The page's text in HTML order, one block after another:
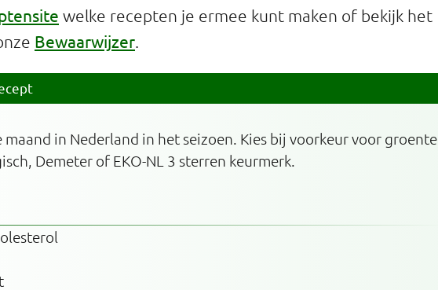
welke recepten je ermee kunt maken of bekijk het
Bewaarwijzer
maand in Nederland in het seizoen. Kies bij voorkeur voor groente
Demeter of EKO-NL 3 sterren keurmerk.